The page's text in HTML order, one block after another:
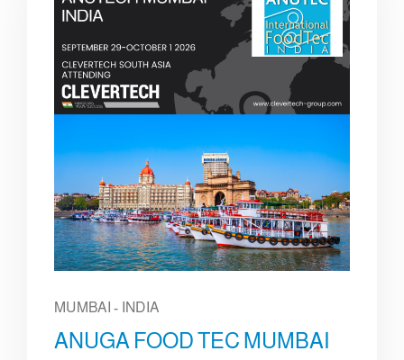
MUMBAI - INDIA
ANUGA FOOD TEC MUMBAI